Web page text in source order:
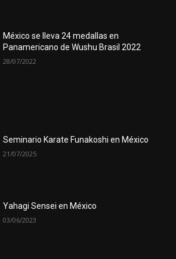
México se lleva 24 medallas en
Panamericano de Wushu Brasil 2022
28/07/2022
Seminario Karate Funakoshi en México
21/07/2025
Yahagi Sensei en México
03/06/2023